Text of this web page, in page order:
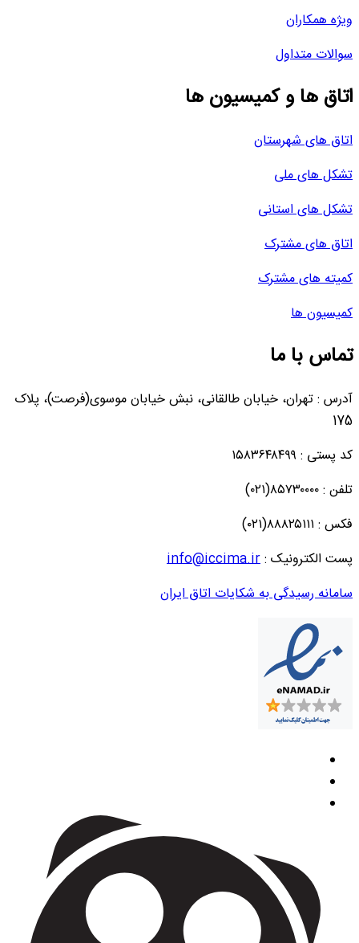
ویژه همکاران
سوالات متداول
اتاق ها و کمیسیون ها
اتاق های شهرستان
تشکل های ملی
تشکل های استانی
اتاق های مشترک
کمیته های مشترک
کمیسیون ها
تماس با ما
آدرس : تهران، خیابان طالقانی، نبش خیابان موسوی(فرصت)، پلاک
175
کد پستی : ۱۵۸۳۶۴۸۴۹۹
تلفن : ۸۵۷۳۰۰۰۰(۰۲۱)
فکس : ۸۸۸۲۵۱۱۱(۰۲۱)
پست الکترونیک :info@iccima.ir
سامانه رسیدگی به شکایات اتاق ایران